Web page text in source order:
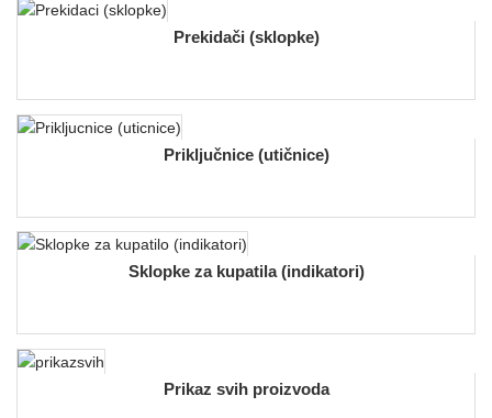
Prekidači (sklopke)
Priključnice (utičnice)
Sklopke za kupatila (indikatori)
Prikaz svih proizvoda